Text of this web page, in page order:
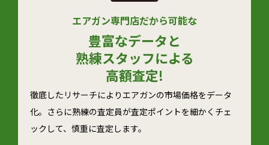
エアガン専門店だから可能な
豊富なデータと
熟練スタッフによる
高額査定!
徹底したリサーチによりエアガンの市場価格をデータ
化。さらに熟練の査定員が査定ポイントを細かくチェ
ックして、慎重に査定します。